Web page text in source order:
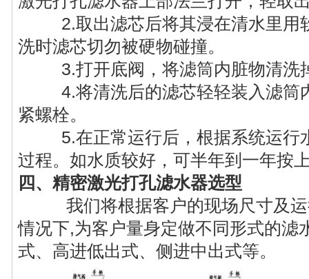
2.取出滤芯后将其浸在清水里用
洗时滤芯切勿被硬物碰撞。
3.打开底阀，将滤筒内脏物清洗
4.将清洗后的滤芯轻轻装入滤筒
紧螺栓。
5.在正常运行后，根据系统运行
过程。如水质较好，可半年到一年按
四、 精密激光打孔滤水器选型
我们将根据客户的现场尺寸及运
情况下,为客户量身定做不同形式的滤
式、高进低出式、侧进中出式等。